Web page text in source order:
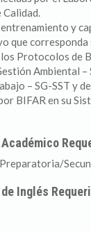
Calidad.
y
que corresponda
Protocolos de
Ambiental –
– SG-SST y
BIFAR en su
Inglés